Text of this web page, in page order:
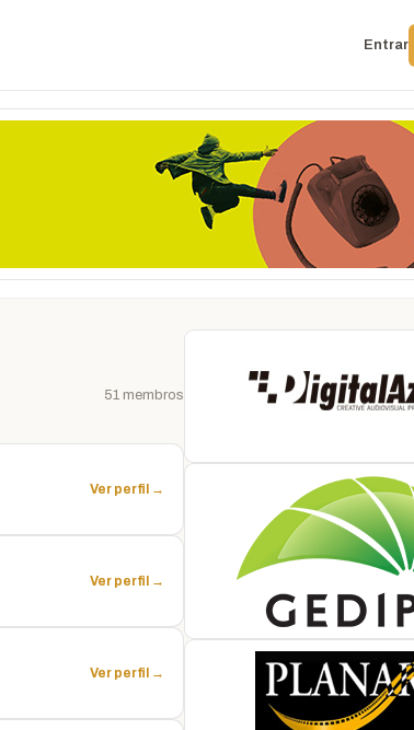
Entrar
51 membros
Ver perfil →
Ver perfil →
Ver perfil →